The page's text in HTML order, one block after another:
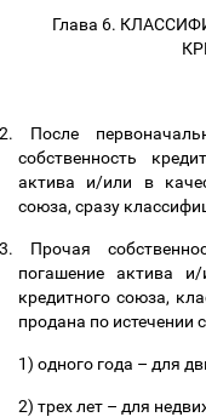
Глава 6.
После
собственность
актива и/или в
союза, сразу
Прочая
погашение актива
кредитного союза,
продана по истечении
1) одного года – для
2) трех лет – для